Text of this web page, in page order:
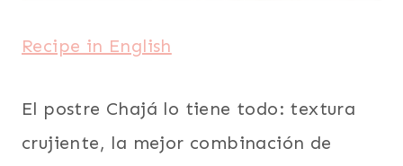
URUGUAY
Recipe in English
El postre Chajá lo tiene todo: textura
crujiente, la mejor combinación de